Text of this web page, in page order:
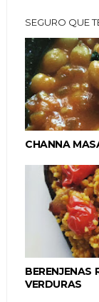
SEGURO QUE
CHANNA
BERENJENAS
VERDURAS